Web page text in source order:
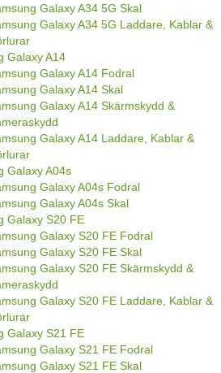
Galaxy A34 5G Skal
Galaxy A34 5G Laddare, Kablar &
Galaxy A14
Galaxy A14 Fodral
Galaxy A14 Skal
Galaxy A14 Skärmskydd &
Galaxy A14 Laddare, Kablar &
Galaxy A04s
Galaxy A04s Fodral
Galaxy A04s Skal
Galaxy S20 FE
Galaxy S20 FE Fodral
Galaxy S20 FE Skal
Galaxy S20 FE Skärmskydd &
Galaxy S20 FE Laddare, Kablar &
Galaxy S21 FE
Galaxy S21 FE Fodral
Galaxy S21 FE Skal